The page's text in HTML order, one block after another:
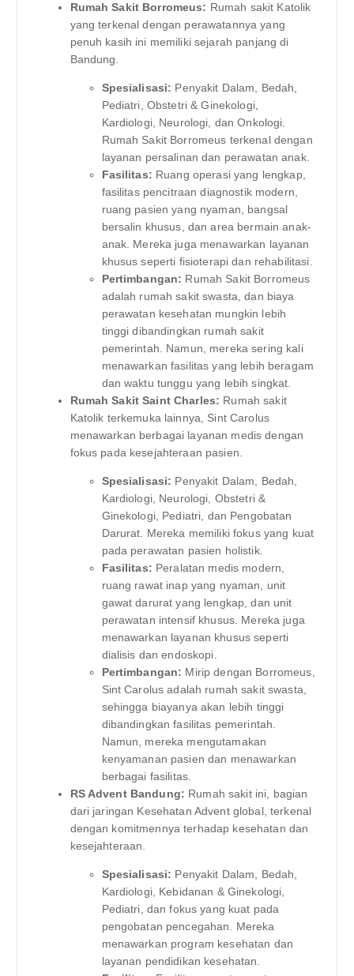
Rumah Sakit Borromeus: Rumah sakit Katolik
yang terkenal dengan perawatannya yang
penuh kasih ini memiliki sejarah panjang di
Bandung.
Spesialisasi: Penyakit Dalam, Bedah,
Pediatri, Obstetri & Ginekologi,
Kardiologi, Neurologi, dan Onkologi.
Rumah Sakit Borromeus terkenal dengan
layanan persalinan dan perawatan anak.
Fasilitas: Ruang operasi yang lengkap,
fasilitas pencitraan diagnostik modern,
ruang pasien yang nyaman, bangsal
bersalin khusus, dan area bermain anak-
anak. Mereka juga menawarkan layanan
khusus seperti fisioterapi dan rehabilitasi.
Pertimbangan: Rumah Sakit Borromeus
adalah rumah sakit swasta, dan biaya
perawatan kesehatan mungkin lebih
tinggi dibandingkan rumah sakit
pemerintah. Namun, mereka sering kali
menawarkan fasilitas yang lebih beragam
dan waktu tunggu yang lebih singkat.
Rumah Sakit Saint Charles: Rumah sakit
Katolik terkemuka lainnya, Sint Carolus
menawarkan berbagai layanan medis dengan
fokus pada kesejahteraan pasien.
Spesialisasi: Penyakit Dalam, Bedah,
Kardiologi, Neurologi, Obstetri &
Ginekologi, Pediatri, dan Pengobatan
Darurat. Mereka memiliki fokus yang kuat
pada perawatan pasien holistik.
Fasilitas: Peralatan medis modern,
ruang rawat inap yang nyaman, unit
gawat darurat yang lengkap, dan unit
perawatan intensif khusus. Mereka juga
menawarkan layanan khusus seperti
dialisis dan endoskopi.
Pertimbangan: Mirip dengan Borromeus,
Sint Carolus adalah rumah sakit swasta,
sehingga biayanya akan lebih tinggi
dibandingkan fasilitas pemerintah.
Namun, mereka mengutamakan
kenyamanan pasien dan menawarkan
berbagai fasilitas.
RS Advent Bandung: Rumah sakit ini, bagian
dari jaringan Kesehatan Advent global, terkenal
dengan komitmennya terhadap kesehatan dan
kesejahteraan.
Spesialisasi: Penyakit Dalam, Bedah,
Kardiologi, Kebidanan & Ginekologi,
Pediatri, dan fokus yang kuat pada
pengobatan pencegahan. Mereka
menawarkan program kesehatan dan
layanan pendidikan kesehatan.